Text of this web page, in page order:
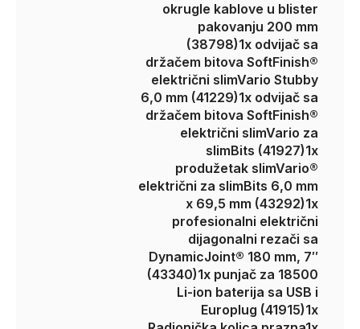
okrugle kablove u blister
pakovanju 200 mm
(38798)1x odvijač sa
držačem bitova SoftFinish®
električni slimVario Stubby
6,0 mm (41229)1x odvijač sa
držačem bitova SoftFinish®
električni slimVario za
slimBits (41927)1x
produžetak slimVario®
električni za slimBits 6,0 mm
x 69,5 mm (43292)1x
profesionalni električni
dijagonalni rezači sa
DynamicJoint® 180 mm, 7″
(43340)1x punjač za 18500
Li-ion baterija sa USB i
Europlug (41915)1x